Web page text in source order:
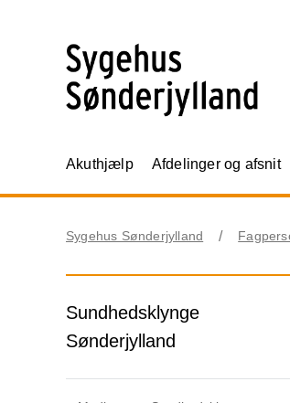
Akuthjælp Afdelinger og afsnit
Sygehus Sønderjylland
Sundhedsklynge
Sønderjylland